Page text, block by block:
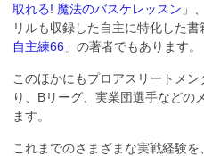
取れる! 魔法のバスケレッスン 」
リルも収録した自主に特化した書
自主練66 」の著者でもあります。
このほかにもプロアスリートメ
り、Bリーグ、実業団選手などの
ます。
これまでのさまざまな実戦経験